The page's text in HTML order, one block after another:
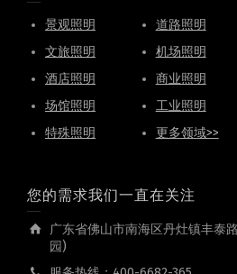
景观照明 道路照明
文旅照明
机场照明
酒店照明
商业照明
场馆照明
工业照明
特殊照明
更多领域>>
您的需求我们一直在关注
广东省佛山市南海区丹灶镇丰泰
园)